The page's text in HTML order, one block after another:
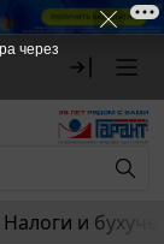
Налоги и
через